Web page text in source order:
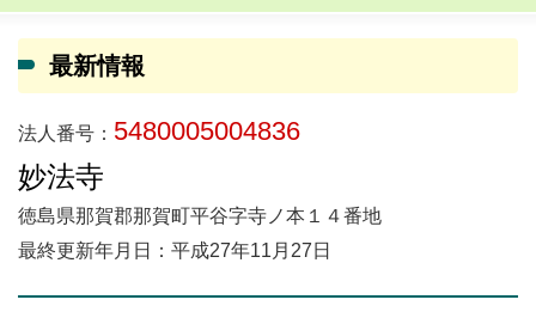
最新情報
法人番号： 5480005004836
妙法寺
徳島県那賀郡那賀町平谷字寺ノ本１４番地
最終更新年月日：平成27年11月27日